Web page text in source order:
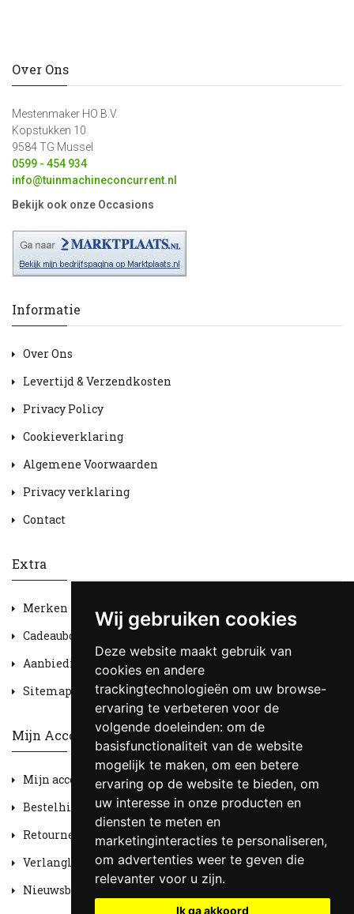
Wij gebruiken cookies
Deze website maakt gebruik van
cookies en andere
trackingtechnologieën om uw browse-
ervaring te verbeteren voor de
volgende doeleinden: om de
basisfunctionaliteit van de website
mogelijk te maken, om een betere
ervaring op de website te bieden, om
uw interesse in onze producten en
diensten te meten en
marketinginteracties te personaliseren,
om advertenties weer te geven die
relevanter voor u zijn.
Ik ga akkoord
Over Ons
Mestenmaker HO B.V.
Kopstukken 10
9584 TG Mussel
0599 - 454 934
info@tuinmachineconcurrent.nl
Bekijk ook onze Occasions
Informatie
Over Ons
Levertijd & Verzendkosten
Privacy Policy
Cookieverklaring
Algemene Voorwaarden
Privacy verklaring
Contact
Extra
Merken
Cadeaubon
Aanbiedingen
Sitemap
Mijn Account
Mijn account
Bestelhistorie
Retourneren
Verlanglijst
Nieuwsbrief